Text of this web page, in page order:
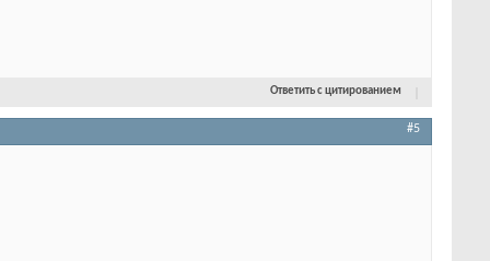
Ответить с цитированием
#5